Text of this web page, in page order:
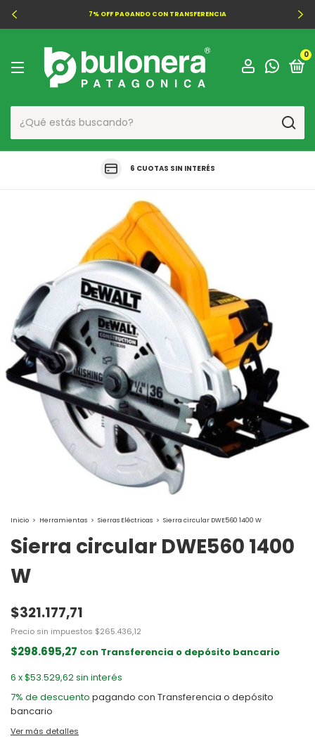
7% OFF PAGANDO CON TRANSFERENCIA
0
6 CUOTAS SIN INTERÉS
Inicio > Herramientas > Sierras Eléctricas > Sierra circular DWE560 1400 W
Sierra circular DWE560 1400
W
$321.177,71
Precio sin impuestos $265.436,12
$298.695,27 con Transferencia o depósito bancario
6 x$53.529,62sin interés
7% de descuento pagando con Transferencia o depósito
bancario
Ver más detalles